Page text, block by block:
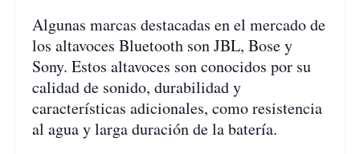
Algunas marcas destacadas en el mercado de
los altavoces Bluetooth son JBL, Bose y
Sony. Estos altavoces son conocidos por su
calidad de sonido, durabilidad y
características adicionales, como resistencia
al agua y larga duración de la batería.